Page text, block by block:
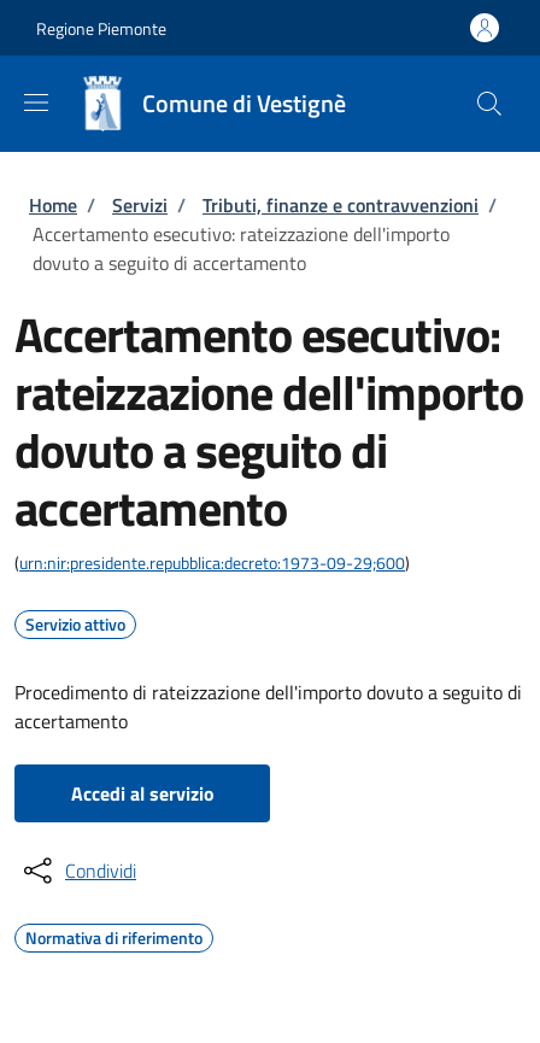
Regione Piemonte
Comune di Vestignè
Briciole di pane
Home / Servizi / Tributi, finanze e contravvenzioni /
Accertamento esecutivo: rateizzazione dell'importo
dovuto a seguito di accertamento
Accertamento esecutivo:
rateizzazione dell'importo
dovuto a seguito di
accertamento
(urn:nir:presidente.repubblica:decreto:1973-09-29;600)
Servizio attivo
Procedimento di rateizzazione dell'importo dovuto a seguito di
accertamento
Accedi al servizio
Condividi
Normativa di riferimento